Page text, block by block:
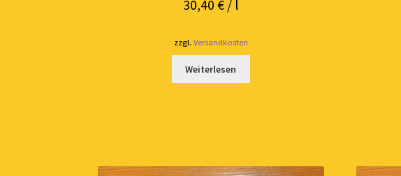
30,40€ / l
zzgl. Versandkosten
Weiterlesen